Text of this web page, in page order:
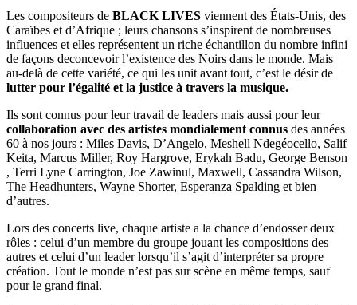
Les compositeurs de BLACK LIVES viennent des États-Unis, des
Caraïbes et d’Afrique ; leurs chansons s’inspirent de nombreuses
influences et elles représentent un riche échantillon du nombre infini
de façons deconcevoir l’existence des Noirs dans le monde. Mais
au-delà de cette variété, ce qui les unit avant tout, c’est le désir de
lutter pour l’égalité et la justice à travers la musique.
Ils sont connus pour leur travail de leaders mais aussi pour leur
collaboration avec des artistes mondialement connus des années
60 à nos jours : Miles Davis, D’Angelo, Meshell Ndegéocello, Salif
Keita, Marcus Miller, Roy Hargrove, Erykah Badu, George Benson
, Terri Lyne Carrington, Joe Zawinul, Maxwell, Cassandra Wilson,
The Headhunters, Wayne Shorter, Esperanza Spalding et bien
d’autres.
Lors des concerts live, chaque artiste a la chance d’endosser deux
rôles : celui d’un membre du groupe jouant les compositions des
autres et celui d’un leader lorsqu’il s’agit d’interpréter sa propre
création. Tout le monde n’est pas sur scène en même temps, sauf
pour le grand final.